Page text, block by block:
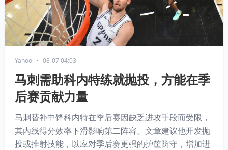
Yahoo • 08-07 04:03
马刺需助科内特练就抛投，方能在季
后赛贡献力量
马刺替补中锋科内特在季后赛因缺乏进攻手段而受限，
其内线得分效率下滑影响第二阵容。文章建议他开发抛
投或推射技能，以应对季后赛更强的护筐防守，增加进